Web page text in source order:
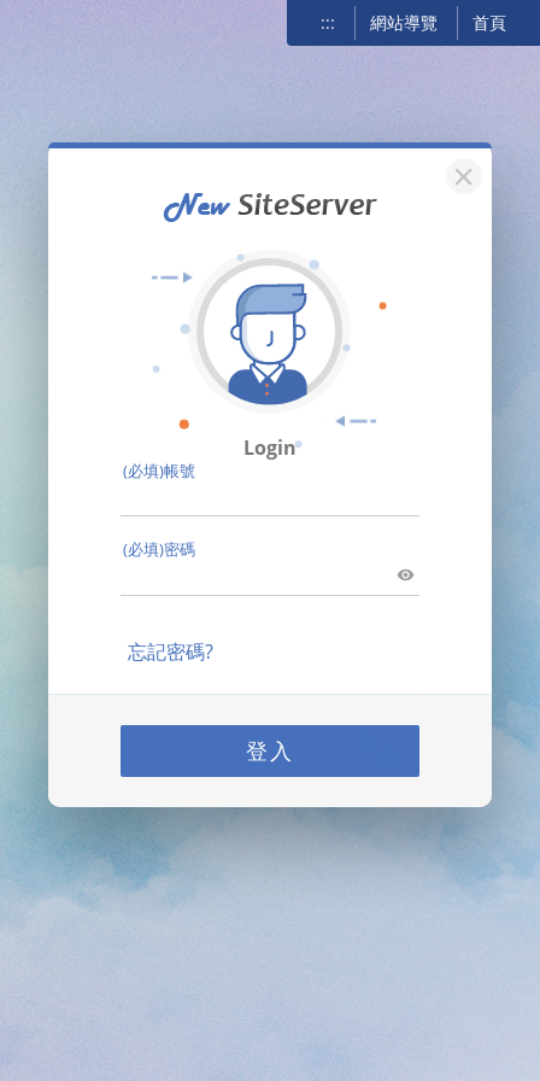
::: 網站導覽 首頁
關閉
Login
(必填)帳號
(必填)密碼
忘記密碼?
登入